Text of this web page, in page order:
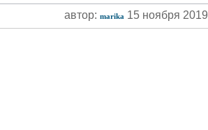
автор: marika 15 ноября 2019